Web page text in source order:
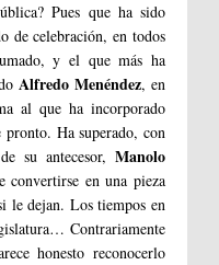
Pues que ha sido
de celebración, en todos
y el que más ha
Alfredo Menéndez, en
al que ha incorporado
pronto. Ha superado, con
su antecesor, Manolo
convertirse en una pieza
le dejan. Los tiempos en
Contrariamente
honesto reconocerlo